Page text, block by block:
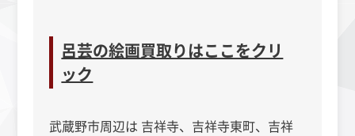
呂芸の絵画買取りはここをクリ
ック
武蔵野市周辺は 吉祥寺、吉祥寺東町、吉祥